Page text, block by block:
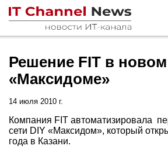
Решение FIT в новом
«Максидоме»
14 июля 2010 г.
Компания FIT автоматизировала
сети DIY «Максидом», который
года в Казани.